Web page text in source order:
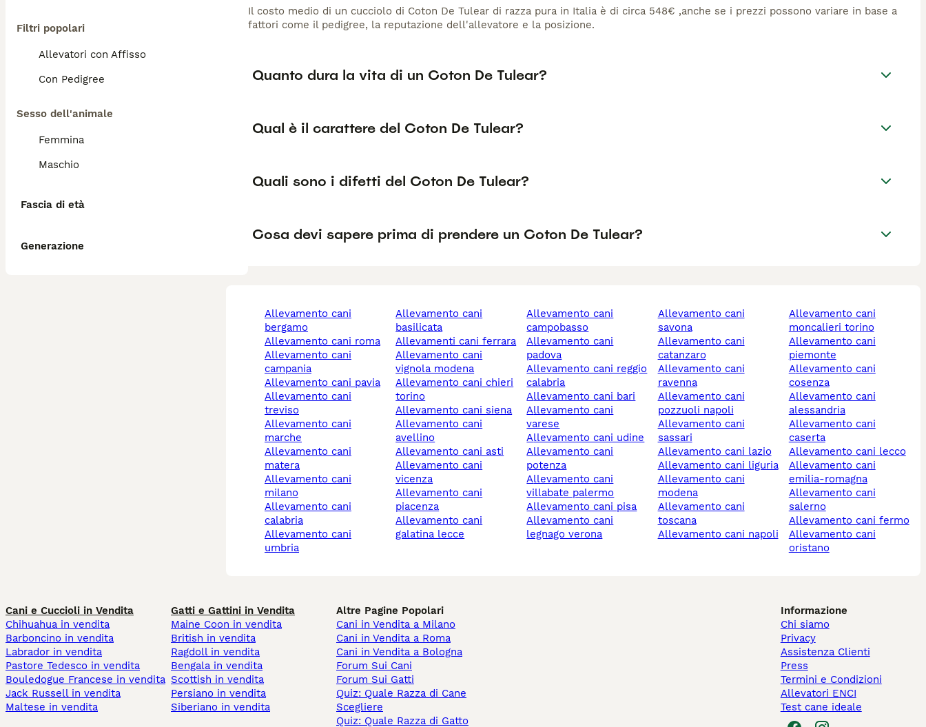
Filtri popolari
Allevatori con Affisso
Con Pedigree
Sesso dell'animale
Femmina
Maschio
Fascia di età
Generazione
Il costo medio di un cucciolo di Coton De Tulear di razza pura in Italia è di circa 548€ ,anche se i prezzi possono variare in base a
fattori come il pedigree, la reputazione dell'allevatore e la posizione.
Quanto dura la vita di un Coton De Tulear?
Qual è il carattere del Coton De Tulear?
Quali sono i difetti del Coton De Tulear?
Cosa devi sapere prima di prendere un Coton De Tulear?
allevamento cani
bergamo
allevamento cani roma
allevamento cani
campania
allevamento cani pavia
allevamento cani
treviso
allevamento cani
marche
allevamento cani
matera
allevamento cani
milano
allevamento cani
calabria
allevamento cani
umbria
allevamento cani
basilicata
allevamenti cani ferrara
allevamento cani
vignola modena
allevamento cani chieri
torino
allevamento cani siena
allevamento cani
avellino
allevamento cani asti
allevamento cani
vicenza
allevamento cani
piacenza
allevamento cani
galatina lecce
allevamento cani
campobasso
allevamento cani
padova
allevamento cani reggio
calabria
allevamento cani bari
allevamento cani
varese
allevamento cani udine
allevamento cani
potenza
allevamento cani
villabate palermo
allevamento cani pisa
allevamento cani
legnago verona
allevamento cani
savona
allevamento cani
catanzaro
allevamento cani
ravenna
allevamento cani
pozzuoli napoli
allevamento cani
sassari
allevamento cani lazio
allevamento cani liguria
allevamento cani
modena
allevamento cani
toscana
allevamento cani napoli
allevamento cani
moncalieri torino
allevamento cani
piemonte
allevamento cani
cosenza
allevamento cani
alessandria
allevamento cani
caserta
allevamento cani lecco
allevamento cani
emilia-romagna
allevamento cani
salerno
allevamento cani fermo
allevamento cani
oristano
Cani e Cuccioli in Vendita
Chihuahua in vendita
Barboncino in vendita
Labrador in vendita
Pastore Tedesco in vendita
Bouledogue Francese in vendita
Jack Russell in vendita
Maltese in vendita
Gatti e Gattini in Vendita
Maine Coon in vendita
British in vendita
Ragdoll in vendita
Bengala in vendita
Scottish in vendita
Persiano in vendita
Siberiano in vendita
Altre Pagine Popolari
Cani in Vendita a Milano
Cani in Vendita a Roma
Cani in Vendita a Bologna
Forum Sui Cani
Forum Sui Gatti
Quiz: Quale Razza di Cane
Scegliere
Quiz: Quale Razza di Gatto
Informazione
Chi siamo
Privacy
Assistenza Clienti
Press
Termini e Condizioni
Allevatori ENCI
Test cane ideale